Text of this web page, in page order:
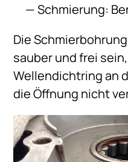
Schmierung:
Die
sauber und frei
Wellendichtring an
die Öffnung nicht